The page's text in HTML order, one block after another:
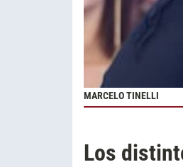
MARCELO TINELLI
Los